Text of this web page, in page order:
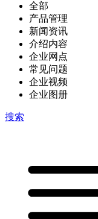
全部
产品管理
新闻资讯
介绍内容
企业网点
常见问题
企业视频
企业图册
搜索